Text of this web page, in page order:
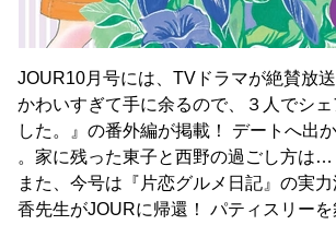
JOUR10月号には、TVドラマが絶賛放
かわいすぎて手に余るので、３人でシェ
した。』の番外編が掲載！ デートへ出
。家に残った東子と西野の過ごし方は…
また、今号は『片恋グルメ日記』の実
香先生がJOURに帰還！ パティスリー